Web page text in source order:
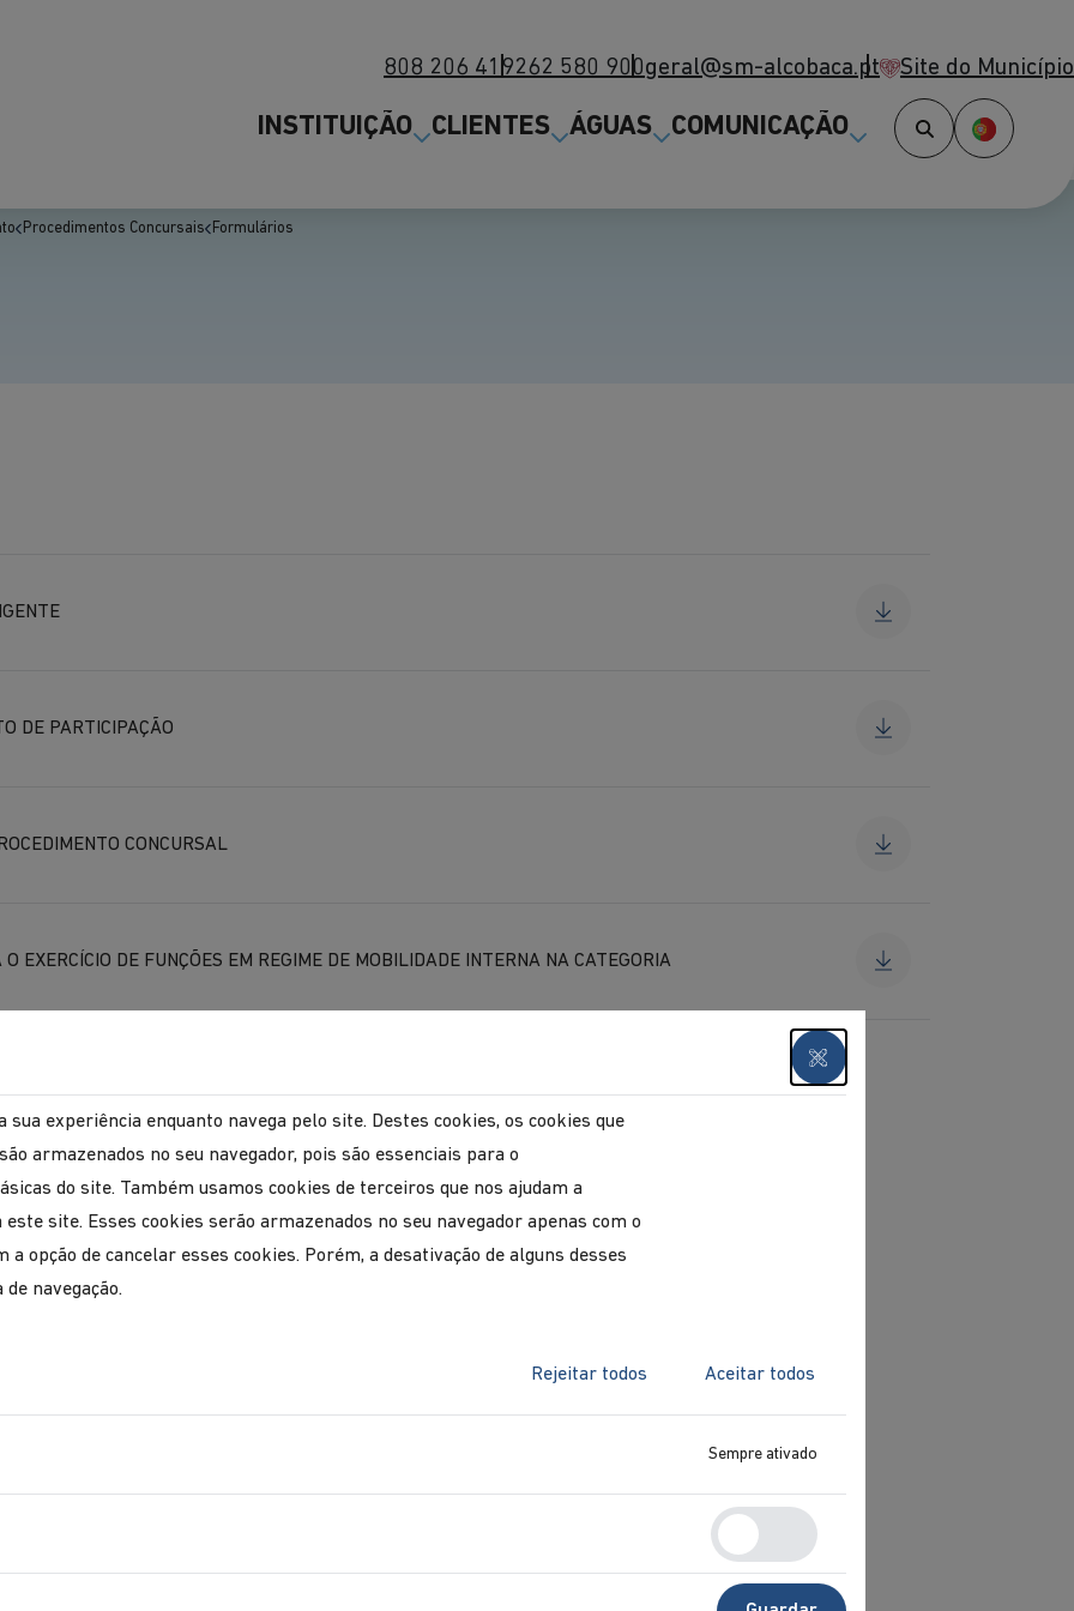
808 206 419262 580 900geral@sm-alcobaca.pt Site do Município
INSTITUIÇÃO CLIENTES ÁGUAS COMUNICAÇÃO
Procedimentos Concursais Formulários
DE PARTICIPAÇÃO
CONCURSAL
EXERCÍCIO DE FUNÇÕES EM REGIME DE MOBILIDADE INTERNA NA CATEGORIA
PARTILHAR
experiência enquanto navega pelo site. Destes cookies, os cookies que
armazenados no seu navegador, pois são essenciais para o
do site. Também usamos cookies de terceiros que nos ajudam a
site. Esses cookies serão armazenados no seu navegador apenas com o
opção de cancelar esses cookies. Porém, a desativação de alguns desses
navegação.
Rejeitar todos Aceitar todos
Sempre ativado